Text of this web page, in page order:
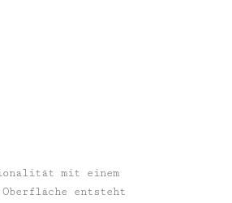
mit einem
entsteht